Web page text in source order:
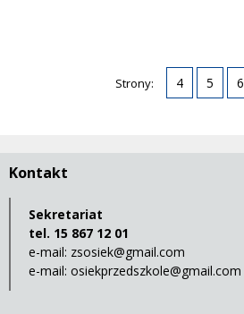
Strony: 4 5 6
Kontakt
Sekretariat
tel. 15 867 12 01
e-mail: zsosiek@gmail.com
e-mail: osiekprzedszkole@gmail.com